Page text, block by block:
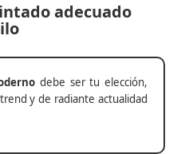
adecuado
debe ser tu elección,
y de radiante actualidad